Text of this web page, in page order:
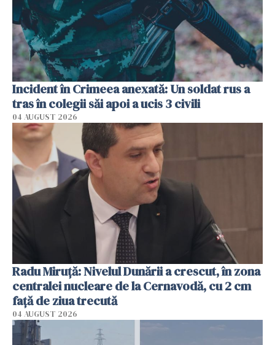
Incident în Crimeea anexată: Un soldat rus a
tras în colegii săi apoi a ucis 3 civili
04 AUGUST 2026
Radu Miruţă: Nivelul Dunării a crescut, în zona
centralei nucleare de la Cernavodă, cu 2 cm
faţă de ziua trecută
04 AUGUST 2026